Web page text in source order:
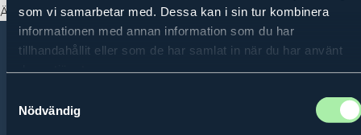
som vi samarbetar med. Dessa kan i sin tur kombinera
informationen med annan information som du har
tillhandahållit eller som de har samlat in när du har använt
Nödvändig
Ägare, ordförande, vd Carl Bennet AB
Om ossKontaktIntegritetspolicy
© 2026 Kungl. Ingenjörsvetenskapsakademien (IVA)